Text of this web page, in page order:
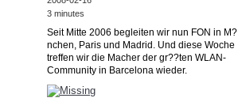
3 minutes
Seit Mitte 2006 begleiten wir nun FON in M?
nchen, Paris und Madrid. Und diese Woche
treffen wir die Macher der gr??ten WLAN-
Community in Barcelona wieder.